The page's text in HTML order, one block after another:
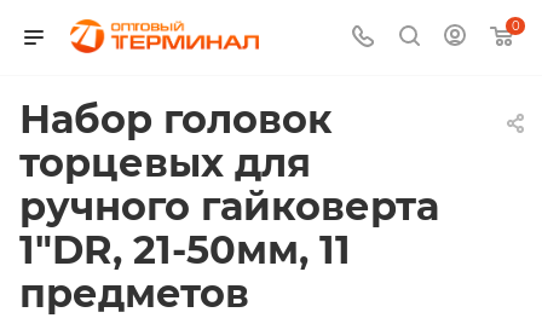
0
Набор головок
торцевых для
ручного гайковерта
1"DR, 21-50мм, 11
предметов